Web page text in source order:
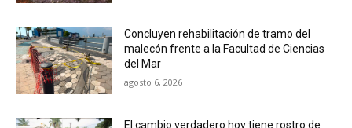
Concluyen rehabilitación de tramo del
malecón frente a la Facultad de Ciencias
del Mar
agosto 6, 2026
El cambio verdadero hoy tiene rostro de